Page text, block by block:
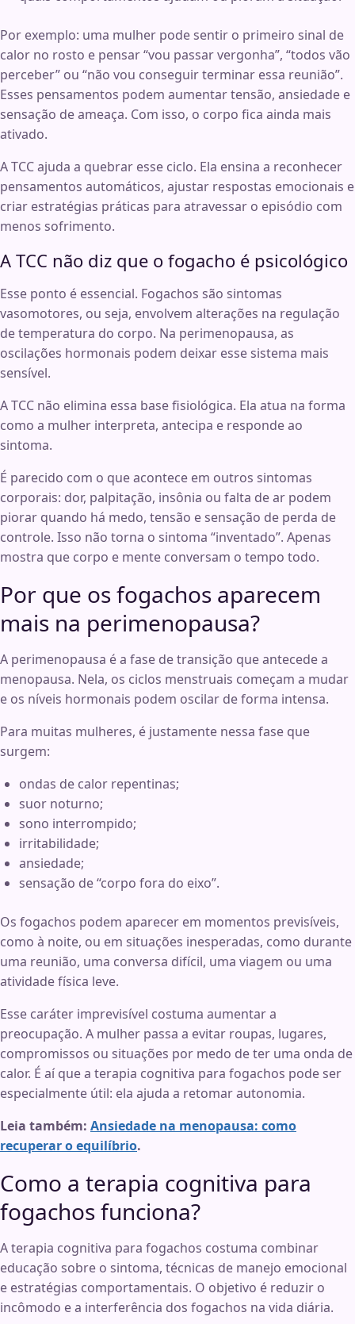
Por exemplo: uma mulher pode sentir o primeiro sinal de
calor no rosto e pensar “vou passar vergonha”, “todos vão
perceber” ou “não vou conseguir terminar essa reunião”.
Esses pensamentos podem aumentar tensão, ansiedade e
sensação de ameaça. Com isso, o corpo fica ainda mais
ativado.
A TCC ajuda a quebrar esse ciclo. Ela ensina a reconhecer
pensamentos automáticos, ajustar respostas emocionais e
criar estratégias práticas para atravessar o episódio com
menos sofrimento.
A TCC não diz que o fogacho é psicológico
Esse ponto é essencial. Fogachos são sintomas
vasomotores, ou seja, envolvem alterações na regulação
de temperatura do corpo. Na perimenopausa, as
oscilações hormonais podem deixar esse sistema mais
sensível.
A TCC não elimina essa base fisiológica. Ela atua na forma
como a mulher interpreta, antecipa e responde ao
sintoma.
É parecido com o que acontece em outros sintomas
corporais: dor, palpitação, insônia ou falta de ar podem
piorar quando há medo, tensão e sensação de perda de
controle. Isso não torna o sintoma “inventado”. Apenas
mostra que corpo e mente conversam o tempo todo.
Por que os fogachos aparecem
mais na perimenopausa?
A perimenopausa é a fase de transição que antecede a
menopausa. Nela, os ciclos menstruais começam a mudar
e os níveis hormonais podem oscilar de forma intensa.
Para muitas mulheres, é justamente nessa fase que
surgem:
ondas de calor repentinas;
suor noturno;
sono interrompido;
irritabilidade;
ansiedade;
sensação de “corpo fora do eixo”.
Os fogachos podem aparecer em momentos previsíveis,
como à noite, ou em situações inesperadas, como durante
uma reunião, uma conversa difícil, uma viagem ou uma
atividade física leve.
Esse caráter imprevisível costuma aumentar a
preocupação. A mulher passa a evitar roupas, lugares,
compromissos ou situações por medo de ter uma onda de
calor. É aí que a terapia cognitiva para fogachos pode ser
especialmente útil: ela ajuda a retomar autonomia.
Leia também: Ansiedade na menopausa: como
recuperar o equilíbrio.
Como a terapia cognitiva para
fogachos funciona?
A terapia cognitiva para fogachos costuma combinar
educação sobre o sintoma, técnicas de manejo emocional
e estratégias comportamentais. O objetivo é reduzir o
incômodo e a interferência dos fogachos na vida diária.